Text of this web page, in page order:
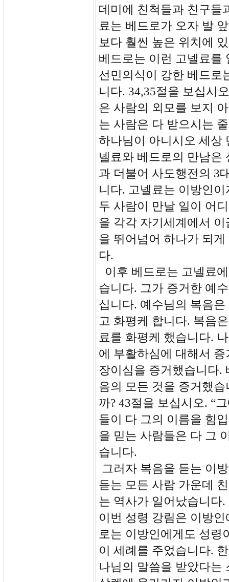
데미에 친척들과 친구들
료는 베드로가 오자 발
보다 훨씬 높은 위치에
베드로는 이런 고넬료를
선민의식이 강한 베드로
니다. 34,35절을 보십시
은 사람의 외모를 보지
는 사람은 다 받으시는
하나님이 아니시오 세상
넬료와 베드로의 만남은
과 더불어 사도행전의 3
니다. 고넬료는 이방인
두 사람이 만날 일이 어
을 각각 자기세계에서
을 뛰어넘어 하나가 되
다.
이후 베드로는 고넬료
습니다. 그가 증거한 예
십니다. 예수님의 복음
고 화평케 합니다. 복음
료를 화평케 했습니다.
에 부활하심에 대해서
장이심을 증거했습니다.
음의 모든 것을 증거했
까? 43절을 보십시오. “
들이 다 그의 이름을 힘
을 믿는 사람들은 다 그
습니다.
그러자 복음을 듣는 이
듣는 모든 사람 가운데
는 역사가 일어났습니다
이번 성령 강림은 이방
로는 이방인에게도 성령
이 세례를 주었습니다.
나님의 말씀을 받았다는